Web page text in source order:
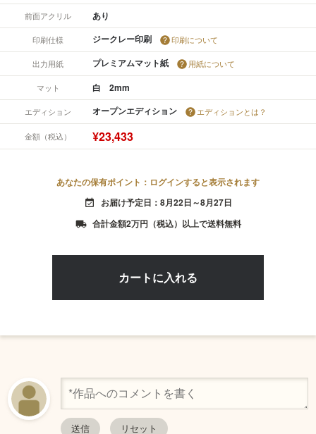
前面アクリル あり
印刷仕様 ジークレー印刷 印刷について
出力用紙 プレミアムマット紙 用紙について
マット 白 2mm
エディション オープンエディション エディションとは？
金額（税込） ¥23,433
あなたの保有ポイント：ログインすると表示されます
event_available お届け予定日：8月22日～8月27日
local_shipping 合計金額2万円（税込）以上で送料無料